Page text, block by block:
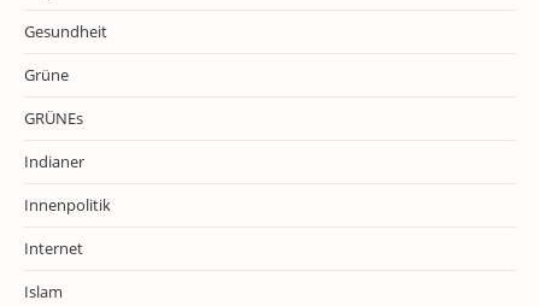
Gesundheit
Grüne
GRÜNEs
Indianer
Innenpolitik
Internet
Islam